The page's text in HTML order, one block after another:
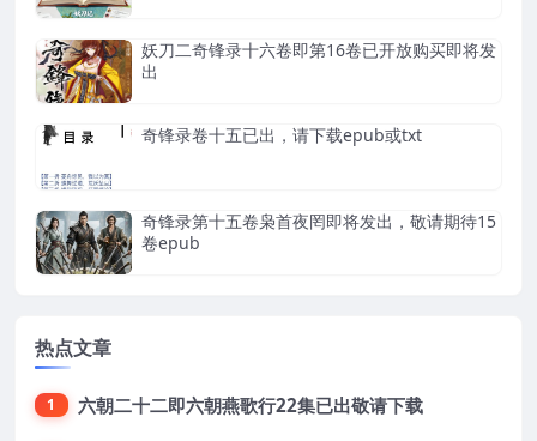
妖刀二奇锋录十六卷即第16卷已开放购买即将发
出
奇锋录卷十五已出，请下载epub或txt
奇锋录第十五卷枭首夜罔即将发出，敬请期待15
卷epub
热点文章
1 六朝二十二即六朝燕歌行22集已出敬请下载